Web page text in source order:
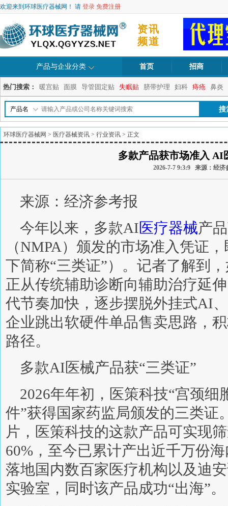
欢迎来到环球医疗器械网！ 请 登录 免费注册
资讯
频道
产品与企业分类 首页 招商
热门搜索： 暖宫贴 面膜 导管固定贴 失眠贴 脐带护理 妇科 痔疮 鼻炎
产品名
环球医疗器械网 > 医疗器械资讯 > 行业资讯 > 正文
多款产品获市场准入 AI
2026-7-7 9:3:9 来源：经
来源：经济参考报
今年以来，多款AI医疗器械产
（NMPA）颁发的市场准入凭证
下简称“三类证”）。记者了解到
正从传统辅助诊断向辅助治疗延
代节奏加快，逐步摆脱外挂式AI
企业跳出软硬件单品售卖思路，
路径。
多款AI医械产品获“三类证”
2026年年初，医策科技“宫颈
件”获得国家药监局颁发的三类证
片，医策科技的这款产品可实现
60%，至今已累计产出近千万份
落地国内数百家医疗机构以及迪
实验室，同时该产品成功“出海”。